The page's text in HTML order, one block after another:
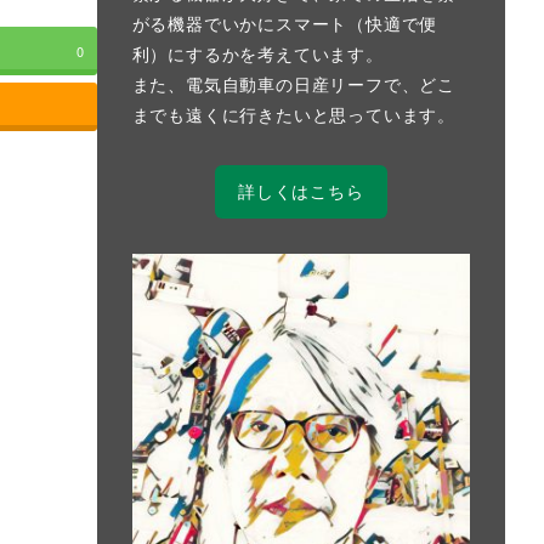
0
がる機器でいかにスマート（快適で便
利）にするかを考えています。
また、電気自動車の日産リーフで、どこ
までも遠くに行きたいと思っています。
詳しくはこちら